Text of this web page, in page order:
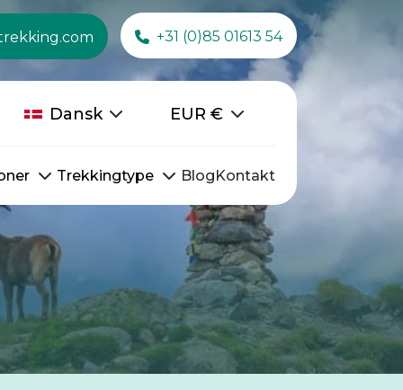
+31 (0)85 01613 54
Dansk EUR €
Trekkingtype BlogKontakt